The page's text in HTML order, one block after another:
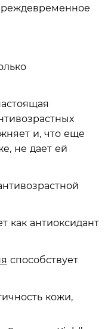
и, что еще
не дает ей
как антиоксидант
способствует
кожи,